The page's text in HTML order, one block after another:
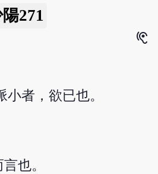
271
hearing
者，欲已也。
也。